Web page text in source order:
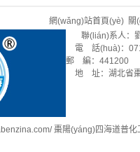
網(wǎng)站首頁(yè) 關
聯(lián)系人
電 話(huà)：
郵 編：
地 址：湖北省
棗陽(yáng)四海道普